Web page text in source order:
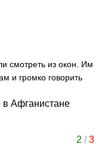
смотреть из окон. Им
и громко говорить
в Афганистане
2 /3